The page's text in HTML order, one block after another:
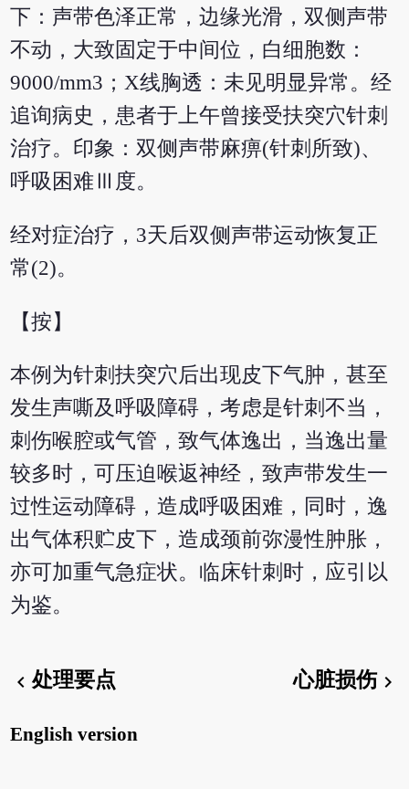
下：声带色泽正常，边缘光滑，双侧声带
不动，大致固定于中间位，白细胞数：
9000/mm3；X线胸透：未见明显异常。经
追询病史，患者于上午曾接受扶突穴针刺
治疗。印象：双侧声带麻痹(针刺所致)、
呼吸困难Ⅲ度。
经对症治疗，3天后双侧声带运动恢复正
常(2)。
【按】
本例为针刺扶突穴后出现皮下气肿，甚至
发生声嘶及呼吸障碍，考虑是针刺不当，
刺伤喉腔或气管，致气体逸出，当逸出量
较多时，可压迫喉返神经，致声带发生一
过性运动障碍，造成呼吸困难，同时，逸
出气体积贮皮下，造成颈前弥漫性肿胀，
亦可加重气急症状。临床针刺时，应引以
为鉴。
chevron_left处理要点 心脏损伤chevron_right
English version